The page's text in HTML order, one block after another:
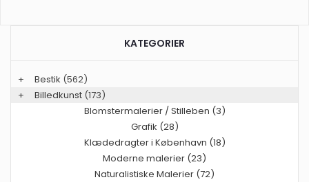
KATEGORIER
+ Bestik (562)
+
Billedkunst (173)
Blomstermalerier / Stilleben (3)
Grafik (28)
Klædedragter i København (18)
Moderne malerier (23)
Naturalistiske Malerier (72)